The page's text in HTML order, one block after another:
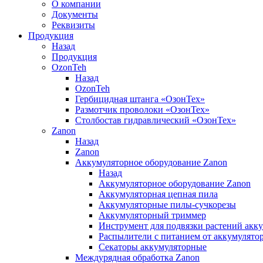
О компании
Документы
Реквизиты
Продукция
Назад
Продукция
OzonTeh
Назад
OzonTeh
Гербицидная штанга «ОзонТех»
Размотчик проволоки «ОзонТех»
Столбостав гидравлический «ОзонТех»
Zanon
Назад
Zanon
Аккумуляторное оборудование Zanon
Назад
Аккумуляторное оборудование Zanon
Аккумуляторная цепная пила
Аккумуляторные пилы-сучкорезы
Аккумуляторный триммер
Инструмент для подвязки растений
Распылители с питанием от
Секаторы аккумуляторные
Междурядная обработка Zanon